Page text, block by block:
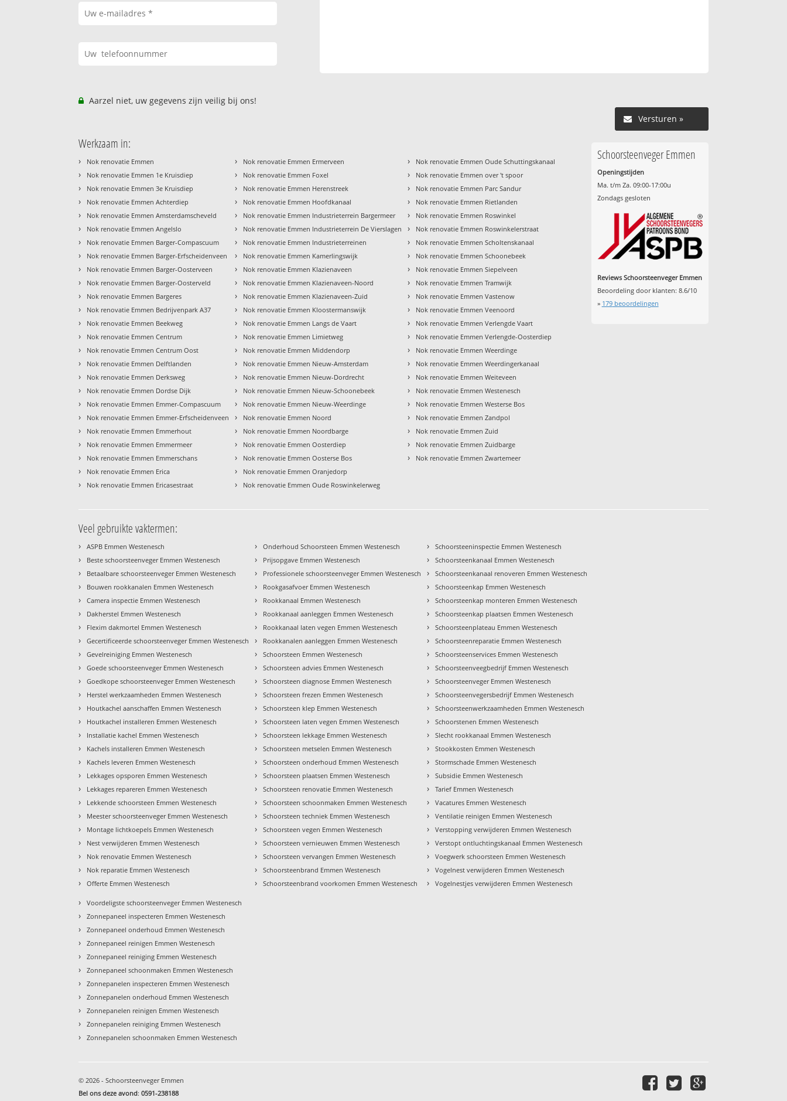
Aarzel niet, uw gegevens zijn veilig bij ons!
Versturen »
Werkzaam in:
› Nok renovatie Emmen
› Nok renovatie Emmen 1e Kruisdiep
› Nok renovatie Emmen 3e Kruisdiep
› Nok renovatie Emmen Achterdiep
› Nok renovatie Emmen Amsterdamscheveld
› Nok renovatie Emmen Angelslo
› Nok renovatie Emmen Barger-Compascuum
› Nok renovatie Emmen Barger-Erfscheidenveen
› Nok renovatie Emmen Barger-Oosterveen
› Nok renovatie Emmen Barger-Oosterveld
› Nok renovatie Emmen Bargeres
› Nok renovatie Emmen Bedrijvenpark A37
› Nok renovatie Emmen Beekweg
› Nok renovatie Emmen Centrum
› Nok renovatie Emmen Centrum Oost
› Nok renovatie Emmen Delftlanden
› Nok renovatie Emmen Derksweg
› Nok renovatie Emmen Dordse Dijk
› Nok renovatie Emmen Emmer-Compascuum
› Nok renovatie Emmen Emmer-Erfscheidenveen
› Nok renovatie Emmen Emmerhout
› Nok renovatie Emmen Emmermeer
› Nok renovatie Emmen Emmerschans
› Nok renovatie Emmen Erica
› Nok renovatie Emmen Ericasestraat
› Nok renovatie Emmen Ermerveen
› Nok renovatie Emmen Foxel
› Nok renovatie Emmen Herenstreek
› Nok renovatie Emmen Hoofdkanaal
› Nok renovatie Emmen Industrieterrein Bargermeer
› Nok renovatie Emmen Industrieterrein De Vierslagen
› Nok renovatie Emmen Industrieterreinen
› Nok renovatie Emmen Kamerlingswijk
› Nok renovatie Emmen Klazienaveen
› Nok renovatie Emmen Klazienaveen-Noord
› Nok renovatie Emmen Klazienaveen-Zuid
› Nok renovatie Emmen Kloostermanswijk
› Nok renovatie Emmen Langs de Vaart
› Nok renovatie Emmen Limietweg
› Nok renovatie Emmen Middendorp
› Nok renovatie Emmen Nieuw-Amsterdam
› Nok renovatie Emmen Nieuw-Dordrecht
› Nok renovatie Emmen Nieuw-Schoonebeek
› Nok renovatie Emmen Nieuw-Weerdinge
› Nok renovatie Emmen Noord
› Nok renovatie Emmen Noordbarge
› Nok renovatie Emmen Oosterdiep
› Nok renovatie Emmen Oosterse Bos
› Nok renovatie Emmen Oranjedorp
› Nok renovatie Emmen Oude Roswinkelerweg
› Nok renovatie Emmen Oude Schuttingskanaal
› Nok renovatie Emmen over 't spoor
› Nok renovatie Emmen Parc Sandur
› Nok renovatie Emmen Rietlanden
› Nok renovatie Emmen Roswinkel
› Nok renovatie Emmen Roswinkelerstraat
› Nok renovatie Emmen Scholtenskanaal
› Nok renovatie Emmen Schoonebeek
› Nok renovatie Emmen Siepelveen
› Nok renovatie Emmen Tramwijk
› Nok renovatie Emmen Vastenow
› Nok renovatie Emmen Veenoord
› Nok renovatie Emmen Verlengde Vaart
› Nok renovatie Emmen Verlengde-Oosterdiep
› Nok renovatie Emmen Weerdinge
› Nok renovatie Emmen Weerdingerkanaal
› Nok renovatie Emmen Weiteveen
› Nok renovatie Emmen Westenesch
› Nok renovatie Emmen Westerse Bos
› Nok renovatie Emmen Zandpol
› Nok renovatie Emmen Zuid
› Nok renovatie Emmen Zuidbarge
› Nok renovatie Emmen Zwartemeer
Schoorsteenveger Emmen
Openingstijden
Ma. t/m Za. 09:00-17:00u
Zondags gesloten
Reviews Schoorsteenveger Emmen
Beoordeling door klanten: 8.6/10
» 179beoordelingen
Veel gebruikte vaktermen:
› ASPB Emmen Westenesch
› Beste schoorsteenveger Emmen Westenesch
› Betaalbare schoorsteenveger Emmen Westenesch
› Bouwen rookkanalen Emmen Westenesch
› Camera inspectie Emmen Westenesch
› Dakherstel Emmen Westenesch
› Flexim dakmortel Emmen Westenesch
› Gecertificeerde schoorsteenveger Emmen Westenesch
› Gevelreiniging Emmen Westenesch
› Goede schoorsteenveger Emmen Westenesch
› Goedkope schoorsteenveger Emmen Westenesch
› Herstel werkzaamheden Emmen Westenesch
› Houtkachel aanschaffen Emmen Westenesch
› Houtkachel installeren Emmen Westenesch
› Installatie kachel Emmen Westenesch
› Kachels installeren Emmen Westenesch
› Kachels leveren Emmen Westenesch
› Lekkages opsporen Emmen Westenesch
› Lekkages repareren Emmen Westenesch
› Lekkende schoorsteen Emmen Westenesch
› Meester schoorsteenveger Emmen Westenesch
› Montage lichtkoepels Emmen Westenesch
› Nest verwijderen Emmen Westenesch
› Nok renovatie Emmen Westenesch
› Nok reparatie Emmen Westenesch
› Offerte Emmen Westenesch
› Onderhoud Schoorsteen Emmen Westenesch
› Prijsopgave Emmen Westenesch
› Professionele schoorsteenveger Emmen Westenesch
› Rookgasafvoer Emmen Westenesch
› Rookkanaal Emmen Westenesch
› Rookkanaal aanleggen Emmen Westenesch
› Rookkanaal laten vegen Emmen Westenesch
› Rookkanalen aanleggen Emmen Westenesch
› Schoorsteen Emmen Westenesch
› Schoorsteen advies Emmen Westenesch
› Schoorsteen diagnose Emmen Westenesch
› Schoorsteen frezen Emmen Westenesch
› Schoorsteen klep Emmen Westenesch
› Schoorsteen laten vegen Emmen Westenesch
› Schoorsteen lekkage Emmen Westenesch
› Schoorsteen metselen Emmen Westenesch
› Schoorsteen onderhoud Emmen Westenesch
› Schoorsteen plaatsen Emmen Westenesch
› Schoorsteen renovatie Emmen Westenesch
› Schoorsteen schoonmaken Emmen Westenesch
› Schoorsteen techniek Emmen Westenesch
› Schoorsteen vegen Emmen Westenesch
› Schoorsteen vernieuwen Emmen Westenesch
› Schoorsteen vervangen Emmen Westenesch
› Schoorsteenbrand Emmen Westenesch
› Schoorsteenbrand voorkomen Emmen Westenesch
› Schoorsteeninspectie Emmen Westenesch
› Schoorsteenkanaal Emmen Westenesch
› Schoorsteenkanaal renoveren Emmen Westenesch
› Schoorsteenkap Emmen Westenesch
› Schoorsteenkap monteren Emmen Westenesch
› Schoorsteenkap plaatsen Emmen Westenesch
› Schoorsteenplateau Emmen Westenesch
› Schoorsteenreparatie Emmen Westenesch
› Schoorsteenservices Emmen Westenesch
› Schoorsteenveegbedrijf Emmen Westenesch
› Schoorsteenveger Emmen Westenesch
› Schoorsteenvegersbedrijf Emmen Westenesch
› Schoorsteenwerkzaamheden Emmen Westenesch
› Schoorstenen Emmen Westenesch
› Slecht rookkanaal Emmen Westenesch
› Stookkosten Emmen Westenesch
› Stormschade Emmen Westenesch
› Subsidie Emmen Westenesch
› Tarief Emmen Westenesch
› Vacatures Emmen Westenesch
› Ventilatie reinigen Emmen Westenesch
› Verstopping verwijderen Emmen Westenesch
› Verstopt ontluchtingskanaal Emmen Westenesch
› Voegwerk schoorsteen Emmen Westenesch
› Vogelnest verwijderen Emmen Westenesch
› Vogelnestjes verwijderen Emmen Westenesch
› Voordeligste schoorsteenveger Emmen Westenesch
› Zonnepaneel inspecteren Emmen Westenesch
› Zonnepaneel onderhoud Emmen Westenesch
› Zonnepaneel reinigen Emmen Westenesch
› Zonnepaneel reiniging Emmen Westenesch
› Zonnepaneel schoonmaken Emmen Westenesch
› Zonnepanelen inspecteren Emmen Westenesch
› Zonnepanelen onderhoud Emmen Westenesch
› Zonnepanelen reinigen Emmen Westenesch
› Zonnepanelen reiniging Emmen Westenesch
› Zonnepanelen schoonmaken Emmen Westenesch
© 2026 - Schoorsteenveger Emmen
Bel ons deze avond:0591-238188